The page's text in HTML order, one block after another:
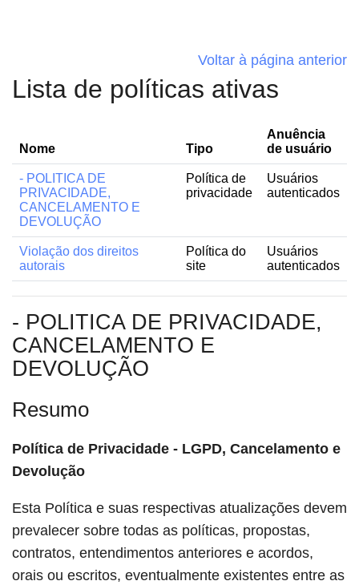
Voltar à página anterior
Lista de políticas ativas
Nome Tipo
Anuência
de usuário
- POLITICA DE
PRIVACIDADE,
CANCELAMENTO E
DEVOLUÇÃO
Política de
privacidade
Usuários
autenticados
Violação dos direitos
autorais
Política do
site
Usuários
autenticados
- POLITICA DE PRIVACIDADE,
CANCELAMENTO E
DEVOLUÇÃO
Resumo
Política de Privacidade - LGPD, Cancelamento e
Devolução
Esta Política e suas respectivas atualizações devem
prevalecer sobre todas as políticas, propostas,
contratos, entendimentos anteriores e acordos,
orais ou escritos, eventualmente existentes entre as